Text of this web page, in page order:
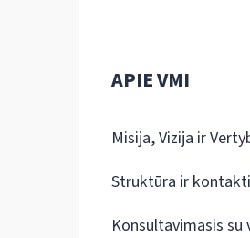
APIE VMI
Misija, Vizija ir
Struktūra ir
Konsultavimasis su